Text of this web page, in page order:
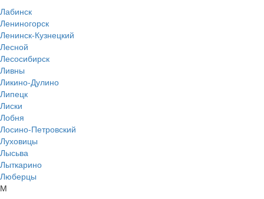
Лабинск
Лениногорск
Ленинск-Кузнецкий
Лесной
Лесосибирск
Ливны
Ликино-Дулино
Липецк
Лиски
Лобня
Лосино-Петровский
Луховицы
Лысьва
Лыткарино
Люберцы
М